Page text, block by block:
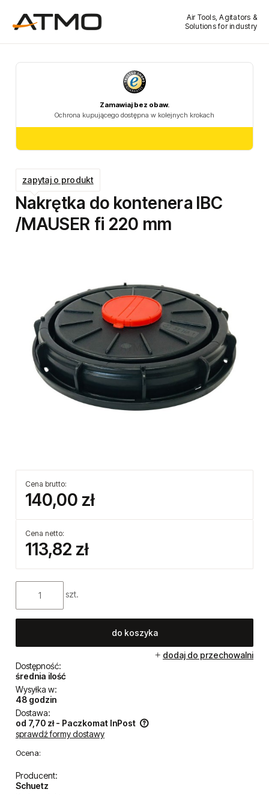
Air Tools, Agitators &
Solutions for industry
Nakrętka do kontenera IBC
/MAUSER fi 220 mm
Cena brutto:
140,00 zł
Cena netto:
113,82 zł
szt.
do koszyka
dodaj do przechowalni
Dostępność:
średnia ilość
Wysyłka w:
48 godzin
Dostawa:
od 7,70 zł - Paczkomat InPost
Cena nie zawiera ewentualnych kosztów płatności
sprawdź formy dostawy
Ocena:
Producent:
Schuetz
zapytaj o produkt